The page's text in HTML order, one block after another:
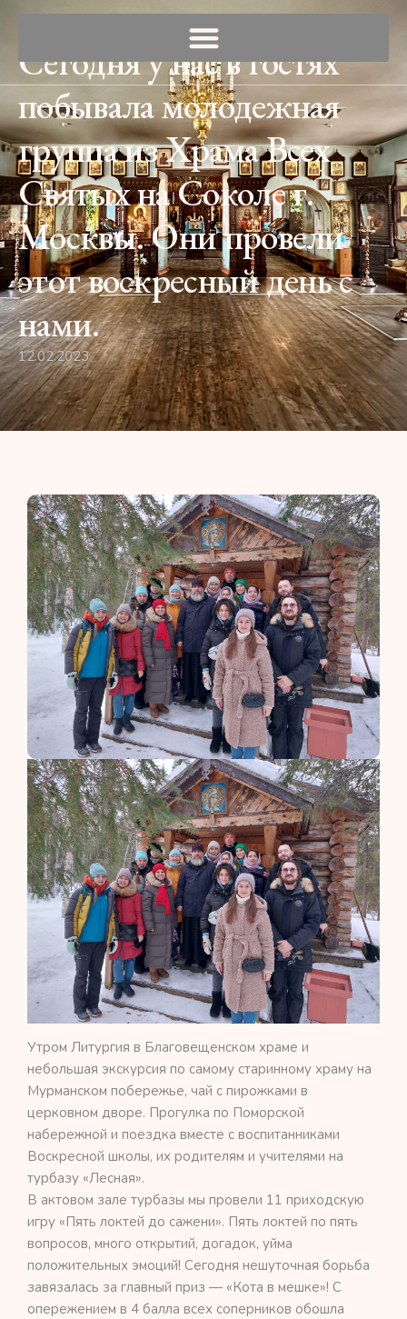
Сегодня у нас в гостях
побывала молодежная
группа из Храма Всех
Святых на Соколе г.
Москвы. Они провели
этот воскресный день с
нами.
12.02.2023
Утром Литургия в Благовещенском храме и
небольшая экскурсия по самому старинному храму на
Мурманском побережье, чай с пирожками в
церковном дворе. Прогулка по Поморской
набережной и поездка вместе с воспитанниками
Воскресной школы, их родителям и учителями на
турбазу «Лесная».
В актовом зале турбазы мы провели 11 приходскую
игру «Пять локтей до сажени». Пять локтей по пять
вопросов, много открытий, догадок, уйма
положительных эмоций! Сегодня нешуточная борьба
завязалась за главный приз — «Кота в мешке»! С
опережением в 4 балла всех соперников обошла